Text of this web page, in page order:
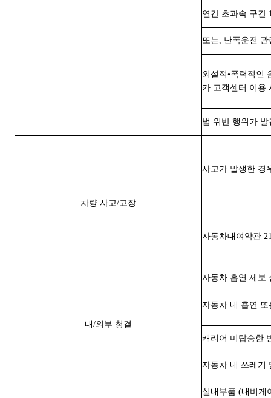
연간 초과속 구간
또는, 난폭운전
외설적•폭력적인
카 고객센터 이용
법 위반 행위가
차량 사고/고장
사고가 발생한 경
자동차대여약관
내/외부 청결
자동차 흡연 제보
자동차 내 흡연
캐리어 미탑승한
자동차 내 쓰레기
실내부품 (내비게